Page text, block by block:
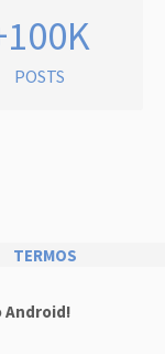
POSTS
TERMOS
Android!